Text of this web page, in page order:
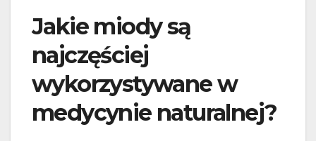
Jakie miody są
najczęściej
wykorzystywane w
medycynie naturalnej?